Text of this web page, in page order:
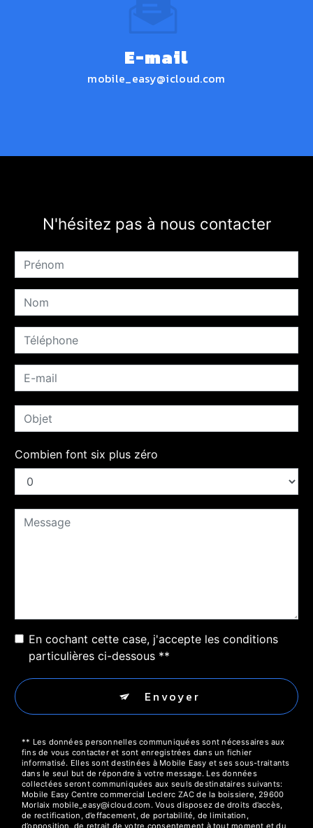
E-mail
mobile_easy@icloud.com
N'hésitez pas à nous contacter
Combien font six plus zéro
En cochant cette case, j'accepte les conditions
particulières ci-dessous **
Envoyer
** Les données personnelles communiquées sont nécessaires aux
fins de vous contacter et sont enregistrées dans un fichier
informatisé. Elles sont destinées à Mobile Easy et ses sous-traitants
dans le seul but de répondre à votre message. Les données
collectées seront communiquées aux seuls destinataires suivants:
Mobile Easy Centre commercial Leclerc ZAC de la boissiere, 29600
Morlaix mobile_easy@icloud.com. Vous disposez de droits d’accès,
de rectification, d’effacement, de portabilité, de limitation,
d’opposition, de retrait de votre consentement à tout moment et du